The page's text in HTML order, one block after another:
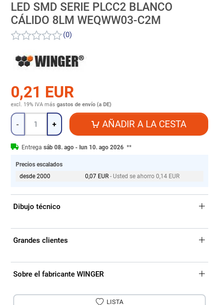
LED SMD SERIE PLCC2 BLANCO
CÁLIDO 8LM WEQWW03-C2M
(0)
0,21 EUR
excl. 19% IVA más gastos de envío (a DE)
Cantidad
- + AÑADIR A LA CESTA
Entrega sáb 08. ago - lun 10. ago 2026 **
Precios escalados
desde 2000
0,07 EUR - Usted se ahorro 0,14 EUR
Dibujo técnico
Grandes clientes
Sobre el fabricante WINGER
LISTA